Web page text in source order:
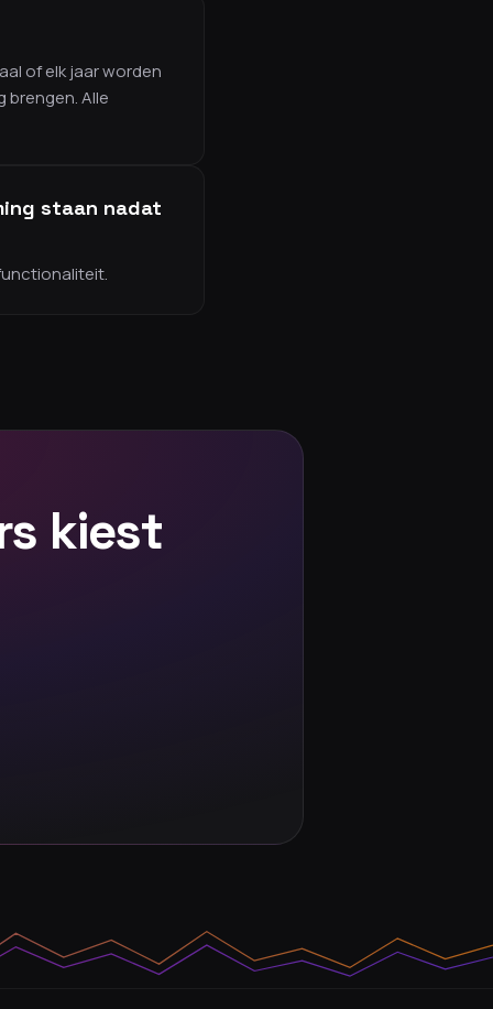
of elk jaar worden
brengen. Alle
staan nadat
kiest